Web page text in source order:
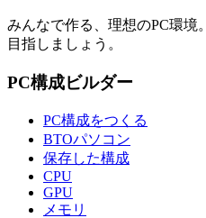
みんなで作る、理想のPC環境。
目指しましょう。
PC構成ビルダー
PC構成をつくる
BTOパソコン
保存した構成
CPU
GPU
メモリ